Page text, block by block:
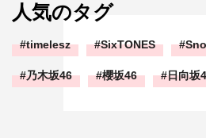
人気のタグ
timelesz SixTONES
乃木坂46 櫻坂46 日向坂